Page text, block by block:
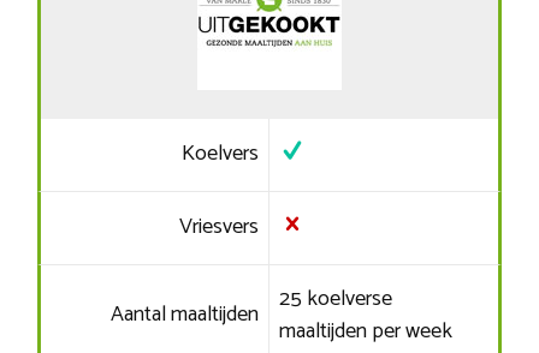
Koelvers
Vriesvers
Aantal maaltijden 25 koelverse
maaltijden per week